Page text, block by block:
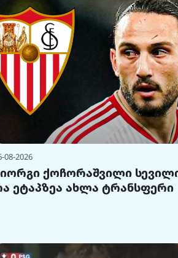
08-2026
ქოჩორაშვილი
ეტაპზეა ახლა ტრანსფერი